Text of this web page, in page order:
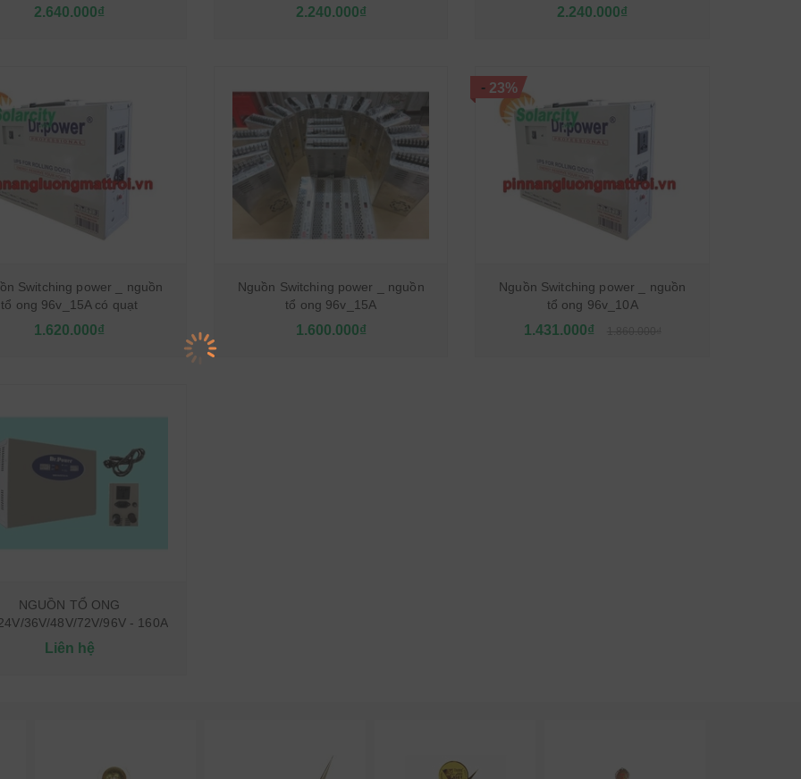
2.640.000₫ 2.240.000₫ 2.240.000₫
Switching power _ nguồn
tổ ong 96v_15A có quạt
1.620.000₫
Nguồn Switching power _ nguồn
tổ ong 96v_15A
1.600.000₫
-23%
Nguồn Switching power _ nguồn
tổ ong 96v_10A
1.431.000₫
NGUỒN TỔ ONG
36V/48V/72V/96V - 160A
Liên hệ